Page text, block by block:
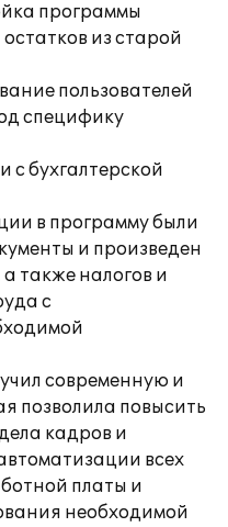
программы
из старой
пользователей
специфику
бухгалтерской
в программу были
и произведен
также налогов и
с
современную и
позволила повысить
кадров и
всех
платы и
необходимой